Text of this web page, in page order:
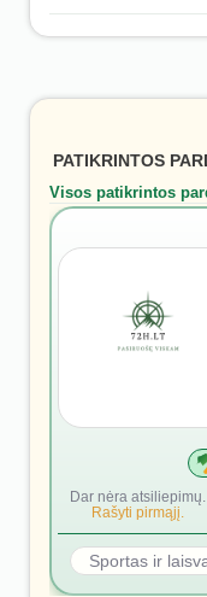
PATIKRINTOS
Visos patikrintos
Dar nėra atsiliepimų.
Rašyti pirmąjį.
Sportas ir